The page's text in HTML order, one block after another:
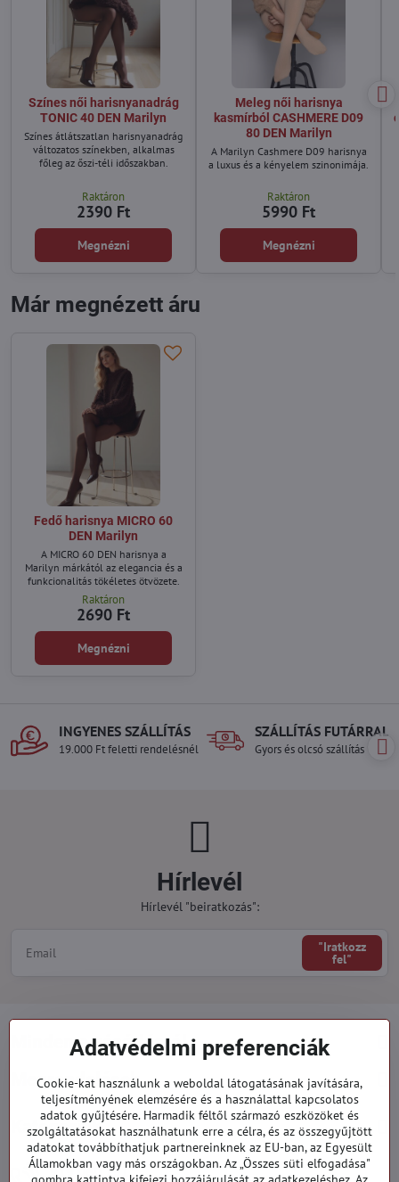
Színes női harisnyanadrág
TONIC 40 DEN Marilyn
Színes átlátszatlan harisnyanadrág
változatos színekben, alkalmas
főleg az őszi-téli időszakban.
Raktáron
2390 Ft
Megnézni
Meleg női harisnya
kasmírból CASHMERE D09
80 DEN Marilyn
A Marilyn Cashmere D09 harisnya
a luxus és a kényelem szinonimája.
Raktáron
5990 Ft
Megnézni
Már megnézett áru
Fedő harisnya MICRO 60
DEN Marilyn
A MICRO 60 DEN harisnya a
Marilyn márkától az elegancia és a
funkcionalitás tökéletes ötvözete.
Raktáron
2690 Ft
Megnézni
INGYENES SZÁLLÍTÁS
19.000 Ft feletti rendelésnél
SZÁLLÍTÁS FUTÁRRAL
Gyors és olcsó szállítás
Hírlevél
Hírlevél "beiratkozás":
"Iratkozz
fel"
Minden a vásárlásról
Megrendelések
Kategóriák
919 060 751
Adatvédelmi preferenciák
Cookie-kat használunk a weboldal látogatásának javítására,
teljesítményének elemzésére és a használattal kapcsolatos
adatok gyűjtésére. Harmadik féltől származó eszközöket és
szolgáltatásokat használhatunk erre a célra, és az összegyűjtött
adatokat továbbíthatjuk partnereinknek az EU-ban, az Egyesült
Államokban vagy más országokban. Az „Összes süti elfogadása"